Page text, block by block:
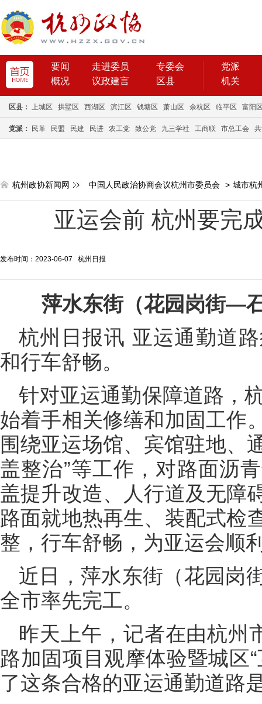
要闻 走进委员
专委会
概况
议政建言 区县
党派
机关
区县： 上城区 拱墅区 西湖区 滨江区 钱塘区 萧山区 余杭区 临平区 富阳
党派： 民革 民盟 民建 民进 农工党 致公党 九三学社 工商联 市总工会
杭州政协新闻网 中国人民政治协商会议杭州市委员会 > 城市杭
亚运会前 杭州要完
发布时间：2023-06-07 杭州日报
萍水东街（花园岗街—
杭州日报讯 亚运通勤道
和行车舒畅。
针对亚运通勤保障道路，
始着手相关修缮和加固工作
围绕亚运场馆、宾馆驻地、
盖整治”等工作，对路面沥
盖提升改造、人行道及无障
路面就地热再生、装配式检
整，行车舒畅，为亚运会顺
近日，萍水东街（花园岗
全市率先完工。
昨天上午，记者在由杭州
路加固项目观摩体验暨城区
了这条合格的亚运通勤道路